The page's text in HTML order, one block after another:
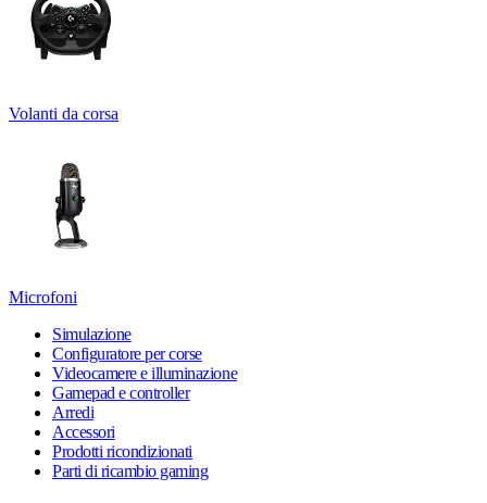
Volanti da corsa
Microfoni
Simulazione
Configuratore per corse
Videocamere e illuminazione
Gamepad e controller
Arredi
Accessori
Prodotti ricondizionati
Parti di ricambio gaming